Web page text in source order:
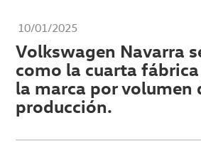
10/01/2025
Volkswagen Navarra
como la cuarta
la marca por volumen
producción.